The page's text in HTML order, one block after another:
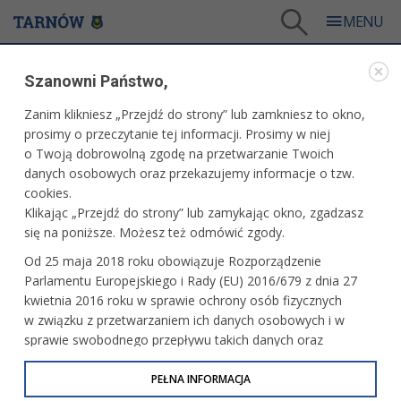
Basket Cup Tarnów 2017: MKS PM Tarnów vs. UKS Niedomice
WARTO ZOBACZYĆ
BASKET CUP TARNÓW 2017: MKS PM TARNÓW
VS. UKS NIEDOMICE
30.09.2017, 09:55 fot. Artur Gawle
Szanowni Państwo,
Zanim klikniesz „Przejdź do strony” lub zamkniesz to okno,
prosimy o przeczytanie tej informacji. Prosimy w niej
o Twoją dobrowolną zgodę na przetwarzanie Twoich
danych osobowych oraz przekazujemy informacje o tzw.
cookies.
Klikając „Przejdź do strony” lub zamykając okno, zgadzasz
się na poniższe. Możesz też odmówić zgody.
Od 25 maja 2018 roku obowiązuje Rozporządzenie
Parlamentu Europejskiego i Rady (EU) 2016/679 z dnia 27
kwietnia 2016 roku w sprawie ochrony osób fizycznych
w związku z przetwarzaniem ich danych osobowych i w
sprawie swobodnego przepływu takich danych oraz
uchylenia dyrektywy 95/46/WE (określane jako RODO, GDPR
lub Ogólne Rozporządzenie o Ochronie Danych
PEŁNA INFORMACJA